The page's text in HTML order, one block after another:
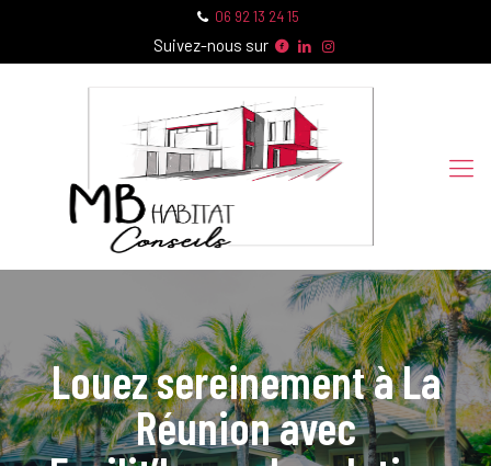
06 92 13 24 15
Suivez-nous sur
Louez sereinement à La
Réunion avec